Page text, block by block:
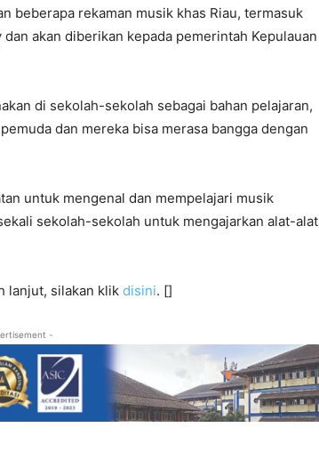
beberapa rekaman musik khas Riau, termasuk
akan diberikan kepada pemerintah Kepulauan
di sekolah-sekolah sebagai bahan pelajaran,
dan mereka bisa merasa bangga dengan
untuk mengenal dan mempelajari musik
sekolah-sekolah untuk mengajarkan alat-alat
lanjut, silakan klik disini. []
-